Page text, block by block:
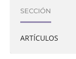
SECCIÓN
ARTÍCULOS